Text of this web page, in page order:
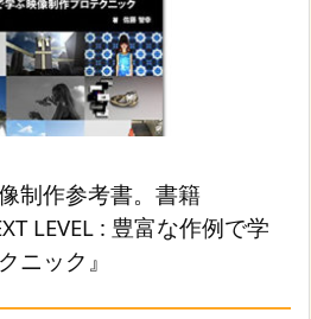
制作参考書。書籍
LEVEL : 豊富な作例で学
ニック』